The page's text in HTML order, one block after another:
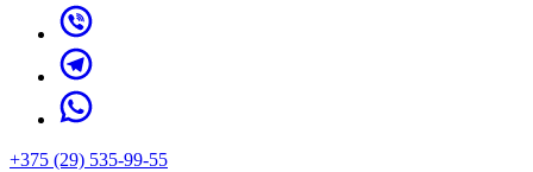
+375 (29) 535-99-55